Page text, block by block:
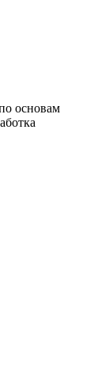
основам